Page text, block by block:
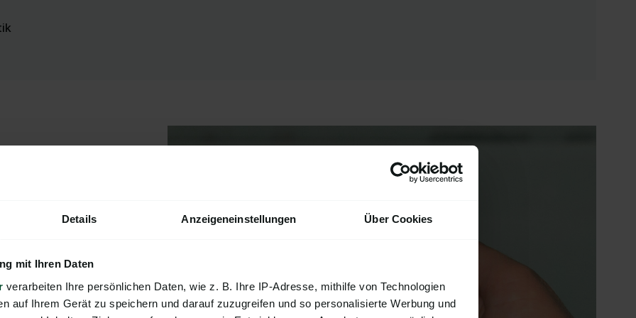
Details Anzeigeneinstellungen Über Cookies
mit Ihren Daten
verarbeiten Ihre persönlichen Daten, wie z. B. Ihre IP-Adresse, mithilfe von Technologien
auf Ihrem Gerät zu speichern und darauf zuzugreifen und so personalisierte Werbung und
WM Thermo-
“Neben dem
Gegensatz zu
ist bei Fragen
im